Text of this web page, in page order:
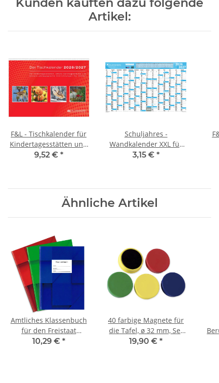
Artikel:
F&L - Tischkalender für
Kindertagesstätten und
Offene
9,52 € *
Schuljahres -
Wandkalender XXL für
das Schuljahr 2026/2027
3,15 € *
Ähnliche Artikel
Amtliches Klassenbuch
für den Freistaat
Sachsen, für 1 Schuljahr,
10,29 € *
40 farbige Magnete für
die Tafel, ø 32 mm, Set
mit 4 Boxen je 10 Stück
19,90 € *